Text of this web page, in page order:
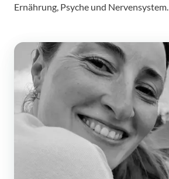
Ernährung, Psyche und Nervensystem.